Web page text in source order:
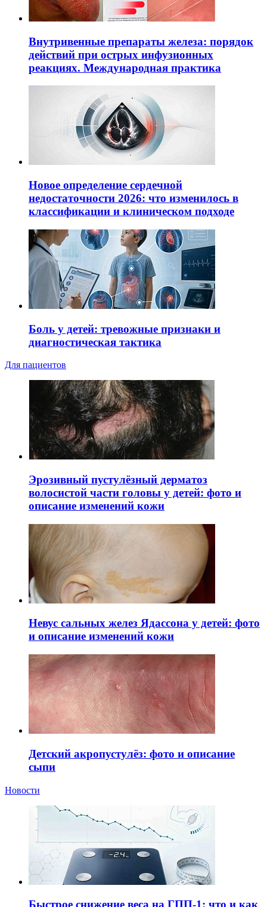
Внутривенные препараты железа: порядок
действий при острых инфузионных
реакциях. Международная практика
Новое определение сердечной
недостаточности 2026: что изменилось в
классификации и клиническом подходе
Боль у детей: тревожные признаки и
диагностическая тактика
Для пациентов
Эрозивный пустулёзный дерматоз
волосистой части головы у детей: фото и
описание изменений кожи
Невус сальных желез Ядассона у детей: фото
и описание изменений кожи
Детский акропустулёз: фото и описание
сыпи
Новости